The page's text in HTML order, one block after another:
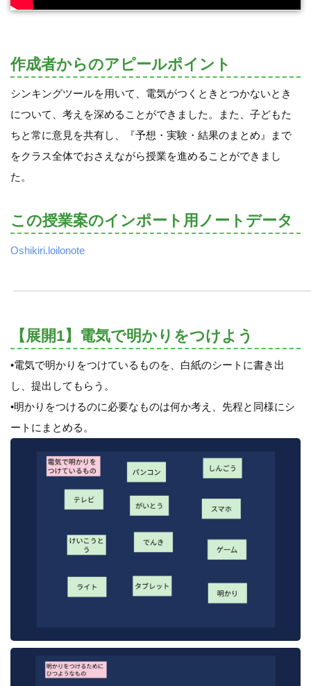
作成者からのアピールポイント
シンキングツールを用いて、電気がつくときとつかないとき
について、考えを深めることができました。また、子どもた
ちと常に意見を共有し、『予想・実験・結果のまとめ』まで
をクラス全体でおさえながら授業を進めることができまし
た。
この授業案のインポート用ノートデータ
Oshikiri.loilonote
【展開1】電気で明かりをつけよう
•電気で明かりをつけているものを、白紙のシートに書き出
し、提出してもらう。
•明かりをつけるのに必要なものは何か考え、先程と同様にシ
ートにまとめる。